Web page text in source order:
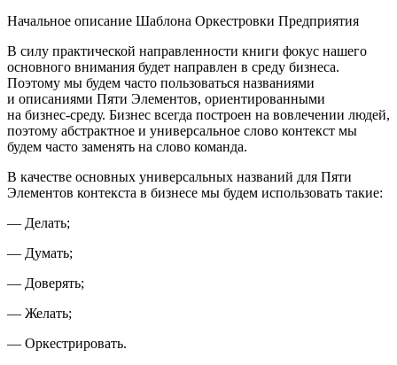
Начальное описание Шаблона Оркестровки Предприятия
В силу практической направленности книги фокус нашего
основного внимания будет направлен в среду бизнеса.
Поэтому мы будем часто пользоваться названиями
и описаниями Пяти Элементов, ориентированными
на бизнес-среду. Бизнес всегда построен на вовлечении людей,
поэтому абстрактное и универсальное слово контекст мы
будем часто заменять на слово команда.
В качестве основных универсальных названий для Пяти
Элементов контекста в бизнесе мы будем использовать такие:
— Делать;
— Думать;
— Доверять;
— Желать;
— Оркестрировать.